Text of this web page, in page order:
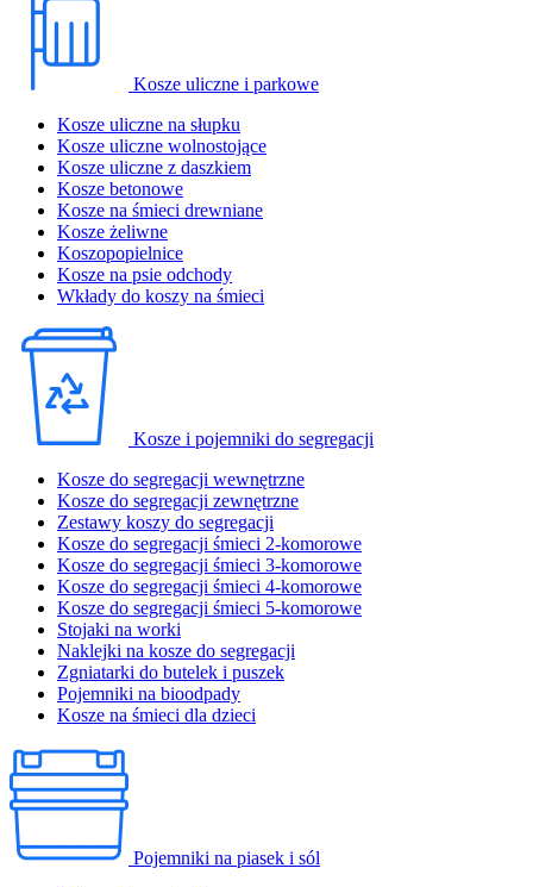
Kosze uliczne i parkowe
Kosze uliczne na słupku
Kosze uliczne wolnostojące
Kosze uliczne z daszkiem
Kosze betonowe
Kosze na śmieci drewniane
Kosze żeliwne
Koszopopielnice
Kosze na psie odchody
Wkłady do koszy na śmieci
Kosze i pojemniki do segregacji
Kosze do segregacji wewnętrzne
Kosze do segregacji zewnętrzne
Zestawy koszy do segregacji
Kosze do segregacji śmieci 2-komorowe
Kosze do segregacji śmieci 3-komorowe
Kosze do segregacji śmieci 4-komorowe
Kosze do segregacji śmieci 5-komorowe
Stojaki na worki
Naklejki na kosze do segregacji
Zgniatarki do butelek i puszek
Pojemniki na bioodpady
Kosze na śmieci dla dzieci
Pojemniki na piasek i sól